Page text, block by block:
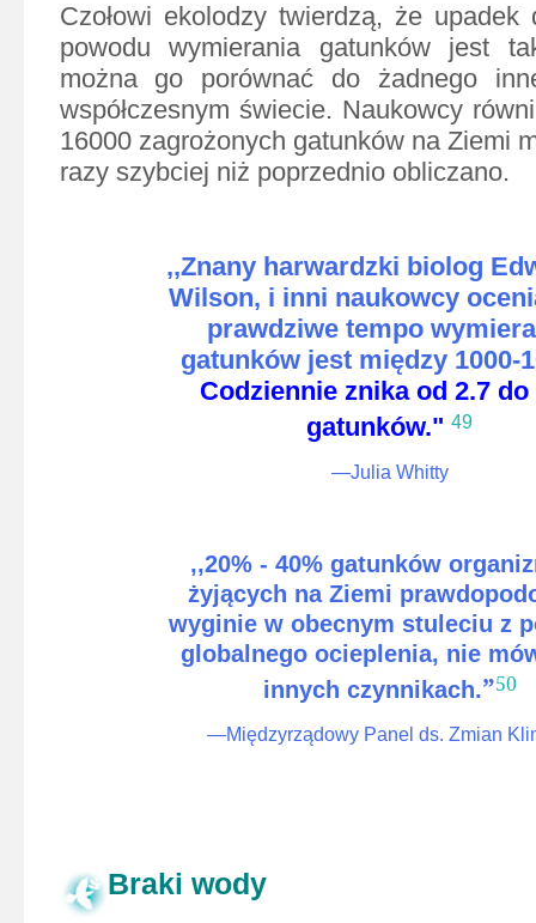
Czołowi ekolodzy twierdzą, że
powodu wymierania gatunków jest
można go porównać do żadnego
współczesnym świecie. Naukowcy
16000 zagrożonych gatunków na Ziemi
razy szybciej niż poprzednio obliczano.
,,Znany harwardzki biolog
Wilson, i inni naukowcy
prawdziwe tempo
gatunków jest między 1000-
Codziennie znika od 2.7 do
gatunków."49
—Julia Whitty
,,20% - 40% gatunków
żyjących na Ziemi
wyginie w obecnym stuleciu z
globalnego ocieplenia, nie
innych czynnikach.”50
—Międzyrządowy Panel ds. Zmian
Braki wody